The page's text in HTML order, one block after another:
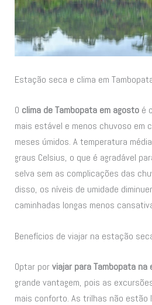
Estação seca e clima em
O clima de Tambopata em agosto é
mais estável e menos chuvoso em
meses úmidos. A temperatura
graus Celsius, o que é agradável
selva sem as complicações das
disso, os níveis de umidade
caminhadas longas menos
Benefícios de viajar na estação
Optar porviajar para Tambopata
grande vantagem, pois as
mais conforto. As trilhas não estão